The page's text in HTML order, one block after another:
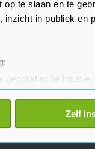
te slaan en te
inzicht in publiek
geografische
actief te
worden
intrekken in de
Zelf